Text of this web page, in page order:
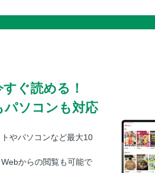
ぐ読める！
ソコンも対応
やパソコンなど最大10
からの閲覧も可能で